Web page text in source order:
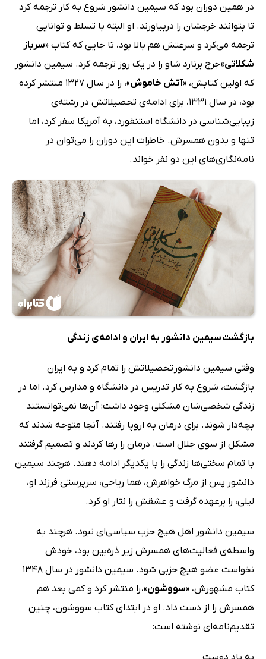
در همین دوران بود که سیمین دانشور شروع به کار ترجمه کرد
تا بتوانند خرجشان را دربیاورند. او البته با تسلط و توانایی
ترجمه می‌کرد و سرعتش هم بالا بود، تا جایی که کتاب «سرباز
شکلاتی» جرج برنارد شاو را در یک روز ترجمه کرد. سیمین دانشور
که اولین کتابش، «آتش خاموش
»، را در سال 1327 منتشر کرده
بود، در سال 1331، برای ادامه‌ی تحصیلاتش در رشته‌ی
زیبایی‌شناسی در دانشگاه استنفورد، به آمریکا سفر کرد، اما
تنها و بدون همسرش. خاطرات این دوران را می‌توان در
نامه‌نگاری‌های این دو نفر خواند.
بازگشت سیمین دانشور به ایران و ادامه‌ی زندگی
وقتی سیمین دانشور تحصیلاتش را تمام کرد و به ایران
بازگشت، شروع به کار تدریس در دانشگاه و مدارس کرد. اما در
زندگی‌ شخصی‌شان مشکلی وجود داشت: آن‌ها نمی‌توانستند
بچه‌دار شوند. برای درمان به اروپا رفتند. آنجا متوجه شدند که
مشکل از سوی جلال است. درمان را رها کردند و تصمیم گرفتند
با تمام سختی‌ها زندگی را با یکدیگر ادامه دهند. هرچند سیمین
دانشور پس از مرگ خواهرش، هما ریاحی، سرپرستی فرزند او،
لیلی، را برعهده گرفت و عشقش را نثار او کرد.
سیمین دانشور اهل هیچ حزب سیاسی‌ای نبود. هرچند به
واسطه‌ی فعالیت‌های همسرش زیر ذره‌بین بود، خودش
نخواست عضو هیچ حزبی شود. سیمین دانشور در سال 1348
کتاب مشهورش، «سووشون»، را منتشر کرد و کمی بعد هم
همسرش را از دست داد. او در ابتدای کتاب سووشون، چنین
تقدیم‌نامه‌ای نوشته است: